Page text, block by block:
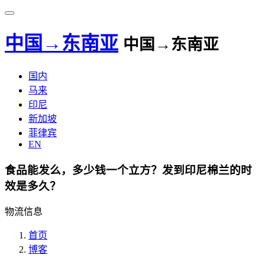
中国→东南亚 中国→东南亚
国内
马来
印尼
新加坡
菲律宾
EN
食品能发么，多少钱一个立方？发到印尼棉兰的时
效是多久？
物流信息
首页
博客